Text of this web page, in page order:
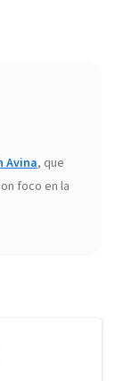
Avina, que
foco en la